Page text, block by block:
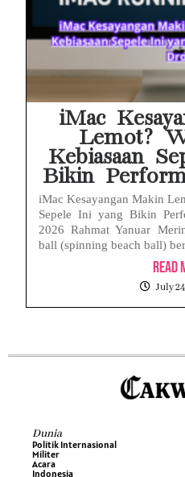
iMac
Lemot?
Kebiasaan
Bikin
iMac Kesayangan Makin
Sepele Ini yang Bikin
2026 Rahmat Yanuar
ball (spinning beach ball)
Read
July
Dunia
Politik Internasional
Militer
Acara
Indonesia